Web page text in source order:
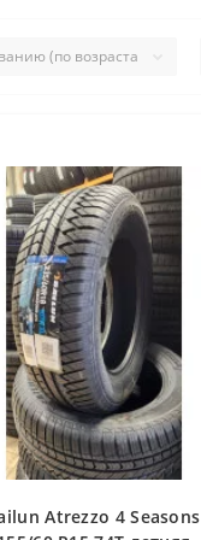
Atrezzo 4 Seasons